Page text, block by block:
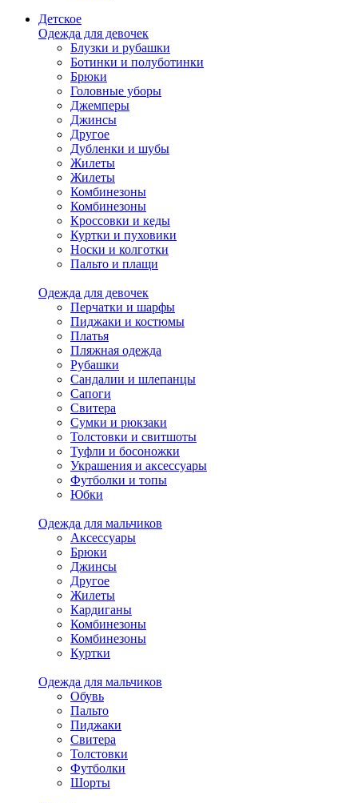
Детское
Одежда для девочек
Блузки и рубашки
Ботинки и полуботинки
Брюки
Головные уборы
Джемперы
Джинсы
Другое
Дубленки и шубы
Жилеты
Жилеты
Комбинезоны
Комбинезоны
Кроссовки и кеды
Куртки и пуховики
Носки и колготки
Пальто и плащи
Одежда для девочек
Перчатки и шарфы
Пиджаки и костюмы
Платья
Пляжная одежда
Рубашки
Сандалии и шлепанцы
Сапоги
Свитера
Сумки и рюкзаки
Толстовки и свитшоты
Туфли и босоножки
Украшения и аксессуары
Футболки и топы
Юбки
Одежда для мальчиков
Аксессуары
Брюки
Джинсы
Другое
Жилеты
Кардиганы
Комбинезоны
Комбинезоны
Куртки
Одежда для мальчиков
Обувь
Пальто
Пиджаки
Свитера
Толстовки
Футболки
Шорты